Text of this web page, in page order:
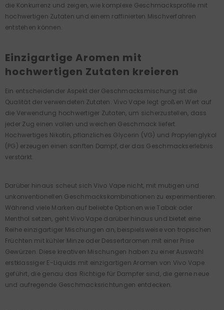
die Konkurrenz und zeigen, wie komplexe Geschmacksprofile mit
hochwertigen Zutaten und einem raffinierten Mischverfahren
entstehen können.
Einzigartige Aromen mit
hochwertigen Zutaten kreieren
Ein entscheidender Aspekt der Geschmacksmischung ist die
Qualität der verwendeten Zutaten. Vivo Vape legt großen Wert auf
die Verwendung hochwertiger Zutaten, um sicherzustellen, dass
jeder Zug einen vollen und weichen Geschmack liefert.
Hochwertiges Nikotin, pflanzliches Glycerin (VG) und Propylenglykol
(PG) erzeugen einen sanften Dampf, der das Geschmackserlebnis
verstärkt.
Darüber hinaus scheut sich Vivo Vape nicht, mit mutigen und
unkonventionellen Geschmackskombinationen zu experimentieren.
Während viele Marken auf beliebte Optionen wie Tabak oder
Menthol setzen, geht Vivo Vape darüber hinaus und bietet eine
Reihe einzigartiger Mischungen an, beispielsweise von tropischen
Früchten mit kühler Minze oder Dessertaromen mit einer Prise
Gewürzen. Diese kreativen Mischungen haben zu einer Auswahl
erstklassiger E-Liquids mit einzigartigen Aromen von Vivo Vape
geführt, die genau das Richtige für Dampfer sind, die gerne neue
und aufregende Geschmacksrichtungen entdecken.